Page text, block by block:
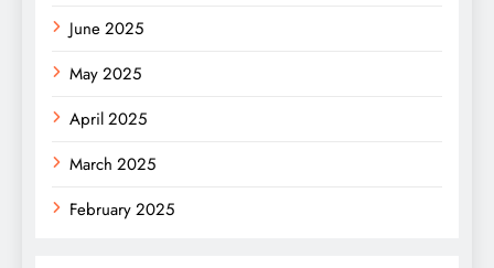
June 2025
May 2025
April 2025
March 2025
February 2025